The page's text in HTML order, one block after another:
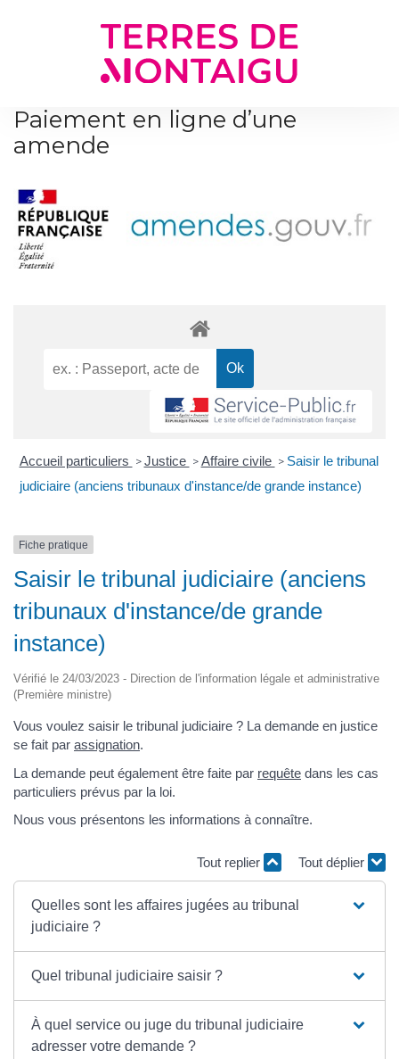
Paiement en ligne d’une
amende
Accueil particuliers > Justice > Affaire civile > Saisir le tribunal
judiciaire (anciens tribunaux d'instance/de grande instance)
Fiche pratique
Saisir le tribunal judiciaire (anciens
tribunaux d'instance/de grande
instance)
Vérifié le 24/03/2023 - Direction de l'information légale et administrative
(Première ministre)
Vous voulez saisir le tribunal judiciaire ? La demande en justice
se fait par assignation.
La demande peut également être faite par requête dans les cas
particuliers prévus par la loi.
Nous vous présentons les informations à connaître.
Tout replier Tout déplier
Quelles sont les affaires jugées au tribunal
judiciaire ?
Quel tribunal judiciaire saisir ?
À quel service ou juge du tribunal judiciaire
adresser votre demande ?